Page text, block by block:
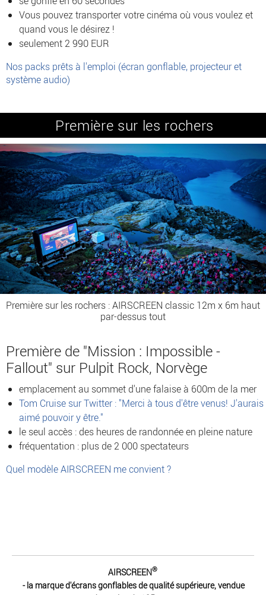
Vous pouvez transporter votre cinéma où vous voulez et
quand vous le désirez !
seulement 2 990 EUR
Nos packs prêts à l'emploi (écran gonflable, projecteur et
système audio)
Première sur les rochers
Première sur les rochers : AIRSCREEN classic 12m x 6m haut
par-dessus tout
Première de "Mission : Impossible -
Fallout" sur Pulpit Rock, Norvège
emplacement au sommet d'une falaise à 600m de la mer
Tom Cruise sur Twitter : "Merci à tous d'être venus! J'aurais
aimé pouvoir y être."
le seul accès : des heures de randonnée en pleine nature
fréquentation : plus de 2 000 spectateurs
Quel modèle AIRSCREEN me convient ?
AIRSCREEN®
- la marque d'écrans gonflables de qualité supérieure, vendue